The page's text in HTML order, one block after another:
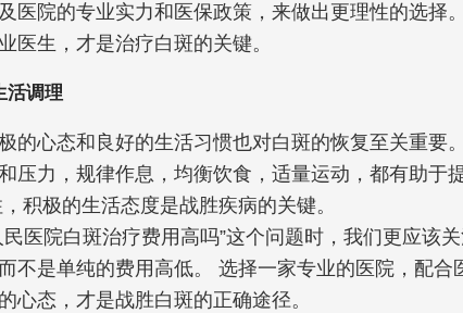
医院的专业实力和医保政策，来做出更理性的选择
医生，才是治疗白斑的关键。
活调理
的心态和良好的生活习惯也对白斑的恢复至关重要
压力，规律作息，均衡饮食，适量运动，都有助于
积极的生活态度是战胜疾病的关键。
医院白斑治疗费用高吗”这个问题时，我们更应该
不是单纯的费用高低。 选择一家专业的医院，配合
心态，才是战胜白斑的正确途径。